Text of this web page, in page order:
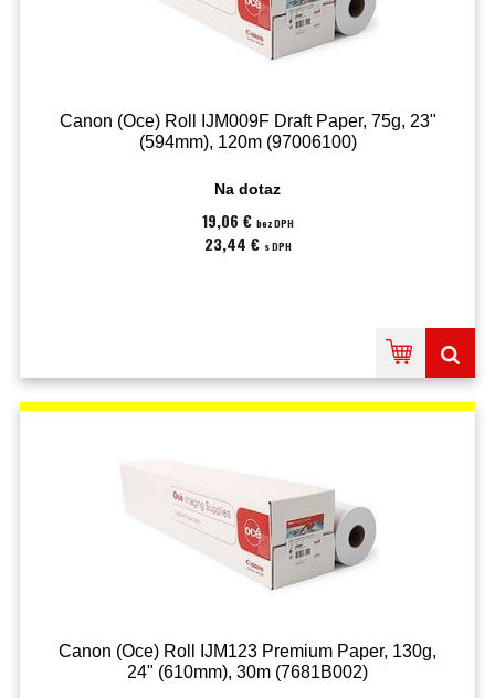
Canon (Oce) Roll IJM009F Draft Paper, 75g, 23"
(594mm), 120m (97006100)
Na dotaz
19,06 € bez DPH
23,44 € s DPH
Canon (Oce) Roll IJM123 Premium Paper, 130g,
24" (610mm), 30m (7681B002)